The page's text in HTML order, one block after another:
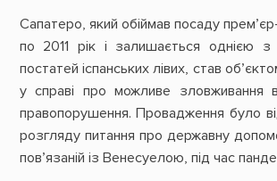
Сапатеро, який обіймав посаду
по 2011 рік і залишається однією з
постатей іспанських лівих, став
у справі про можливе зловживання
правопорушення. Провадження було
розгляду питання про державну
пов’язаній із Венесуелою, під час